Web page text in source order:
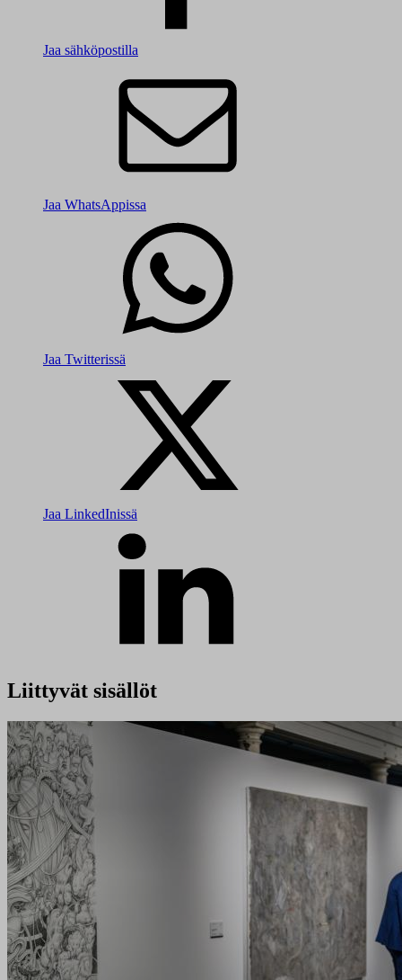
Jaa sähköpostilla
Jaa WhatsAppissa
Jaa Twitterissä
Jaa LinkedInissä
Liittyvät sisällöt